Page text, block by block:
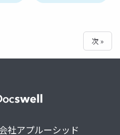
次 »
社アプルーシッド